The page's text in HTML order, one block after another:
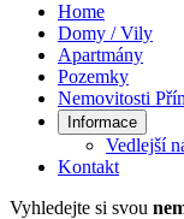
Home
Domy / Vily
Apartmány
Pozemky
Nemovitosti
Informace
Vedlejší
Kontakt
Vyhledejte si svou